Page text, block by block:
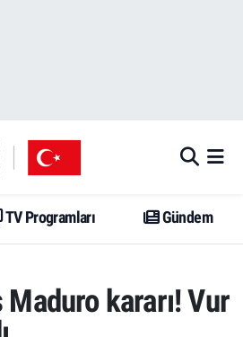
TV Programları Gündem
kararı! Vur
Vakitleri